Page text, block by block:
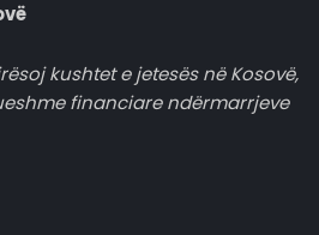
kushtet e jetesës në Kosovë,
financiare ndërmarrjeve